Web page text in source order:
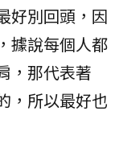
好別回頭，因
據說每個人都
，那代表著
，所以最好也